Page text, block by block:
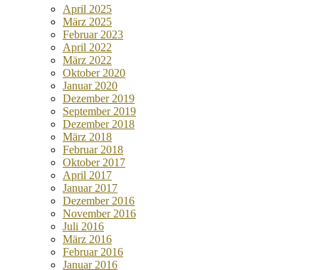
April 2025
März 2025
Februar 2023
April 2022
März 2022
Oktober 2020
Januar 2020
Dezember 2019
September 2019
Dezember 2018
März 2018
Februar 2018
Oktober 2017
April 2017
Januar 2017
Dezember 2016
November 2016
Juli 2016
März 2016
Februar 2016
Januar 2016